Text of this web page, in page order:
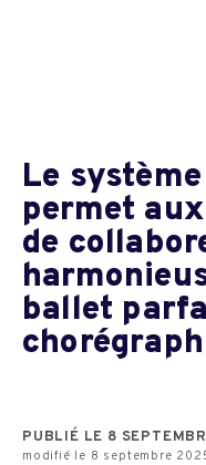
Le
permet
de
ballet
PUBLIÉ LE 8
modifié le 8 septembre